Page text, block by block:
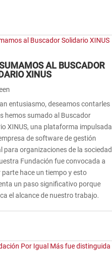
AL BUSCADOR
XINUS
entusiasmo, deseamos contarles
hemos sumado al Buscador
XINUS, una plataforma impulsada
de software de gestión
para organizaciones de la sociedad
Fundación fue convocada a
hace un tiempo y esto
un paso significativo porque
el alcance de nuestro trabajo.